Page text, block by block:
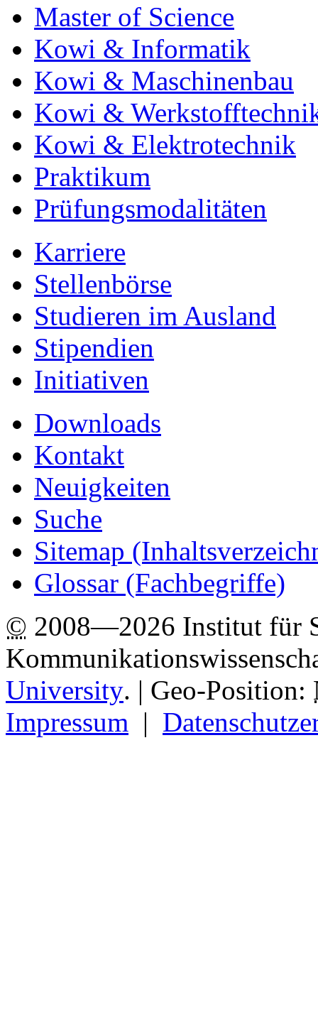
Master of Science
Kowi & Informatik
Kowi & Maschinenbau
Kowi &
Kowi & Elektrotechnik
Praktikum
Prüfungsmodalitäten
Karriere
Stellenbörse
Studieren im Ausland
Stipendien
Initiativen
Downloads
Kontakt
Neuigkeiten
Suche
Sitemap
Glossar (Fachbegriffe)
© 2008—2026 Institut für
University. | Geo-Position:
Impressum |